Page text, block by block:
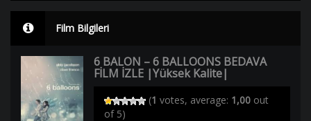
Film Bilgileri
6 BALON – 6 BALLOONS BEDAVA
FİLM İZLE |Yüksek Kalite|
(1 votes, average: 1,00out
of 5)